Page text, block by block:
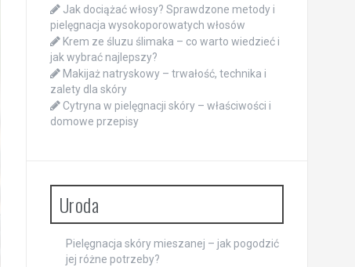
Jak dociążać włosy? Sprawdzone metody i
pielęgnacja wysokoporowatych włosów
Krem ze śluzu ślimaka – co warto wiedzieć i
jak wybrać najlepszy?
Makijaż natryskowy – trwałość, technika i
zalety dla skóry
Cytryna w pielęgnacji skóry – właściwości i
domowe przepisy
Uroda
Pielęgnacja skóry mieszanej – jak pogodzić
jej różne potrzeby?